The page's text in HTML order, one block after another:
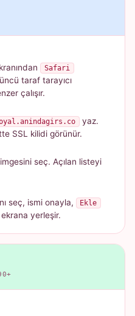
Safari
taraf tarayıcı
çalışır.
yaz.
SSL kilidi görünür.
seç. Açılan listeyi
seç, ismi onayla, Ekle
yerleşir.